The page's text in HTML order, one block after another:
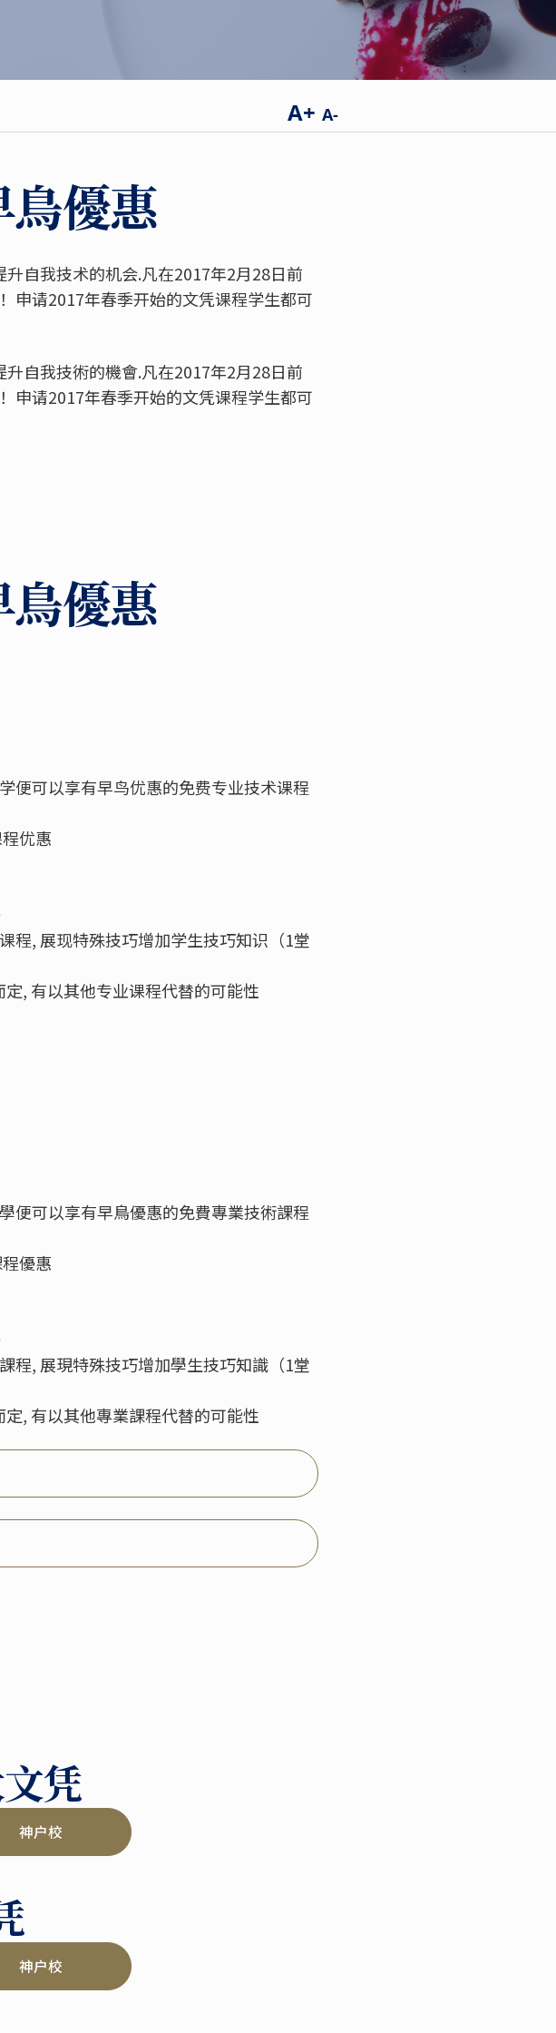
A+ A-
優惠
自我技术的机会.凡在2017年2月28日前
申请2017年春季开始的文凭课程学生都可
自我技術的機會.凡在2017年2月28日前
申请2017年春季开始的文凭课程学生都可
優惠
便可以享有早鸟优惠的免费专业技术课程
优惠
程, 展现特殊技巧增加学生技巧知识（1堂
, 有以其他专业课程代替的可能性
便可以享有早鳥優惠的免費專業技術課程
優惠
程, 展現特殊技巧增加學生技巧知識（1堂
, 有以其他專業課程代替的可能性
凭
神户校
神户校